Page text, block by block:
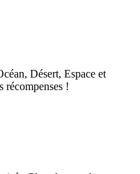
Désert, Espace et
récompenses !